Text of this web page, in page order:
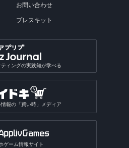
お問い合わせ
プレスキット
ィングの実践知が学べる
報の「買い時」メディア
ゲーム情報サイト